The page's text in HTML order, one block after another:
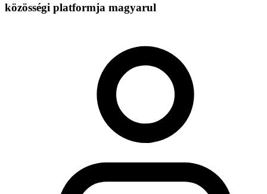
közösségi platformja magyarul